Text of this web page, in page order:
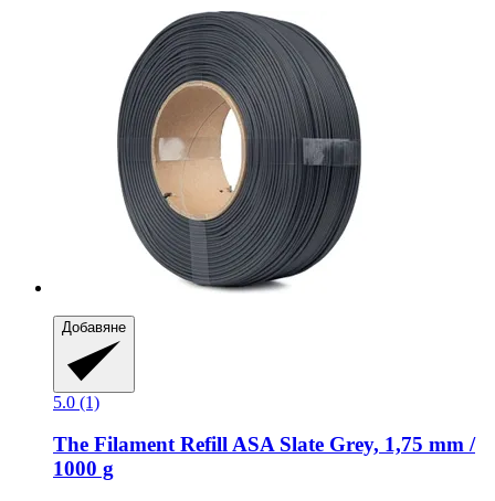
Добавяне
5.0 (1)
The FilamentRefill ASA Slate Grey, 1,75 mm /
1000 g